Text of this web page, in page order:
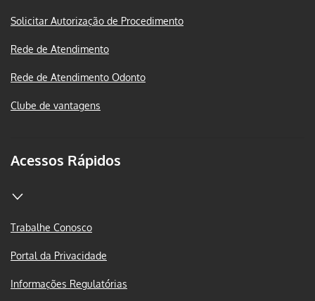
Solicitar Autorização de Procedimento
Rede de Atendimento
Rede de Atendimento Odonto
Clube de vantagens
Acessos Rápidos
Trabalhe Conosco
Portal da Privacidade
Informações Regulatórias